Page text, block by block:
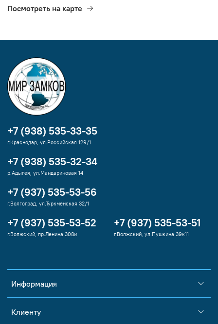
Посмотреть на карте
Информация
Клиенту
+7 (938) 535-33-35
г.Краснодар, ул.Российская 129/1
+7 (938) 535-32-34
р.Адыгея, ул.Мандариновая 14
+7 (937) 535-53-56
г.Волгоград, ул.Туркменская 32/1
+7 (937) 535-53-52
г.Волжский, пр.Ленина 308и
+7 (937) 535-53-51
г.Волжский, ул.Пушкина 39к11